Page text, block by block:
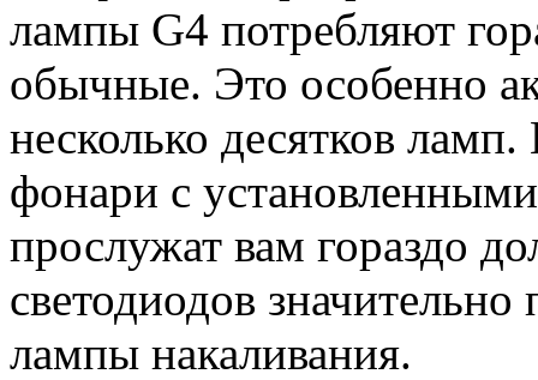
лампы G4 потребляют
обычные. Это особенно
несколько десятков
фонари с
прослужат вам гораздо
светодиодов
лампы накаливания.